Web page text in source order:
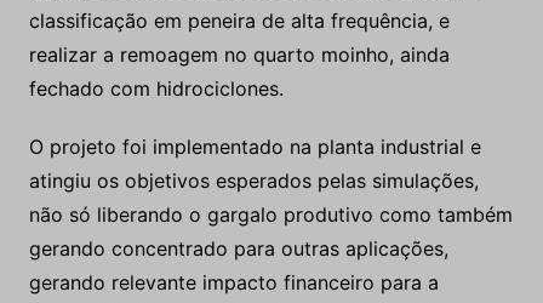
classificação em peneira de alta frequência, e
realizar a remoagem no quarto moinho, ainda
fechado com hidrociclones.
O projeto foi implementado na planta industrial e
atingiu os objetivos esperados pelas simulações,
não só liberando o gargalo produtivo como também
gerando concentrado para outras aplicações,
gerando relevante impacto financeiro para a